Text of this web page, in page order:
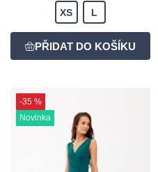
XS L
-35 %
Novinka